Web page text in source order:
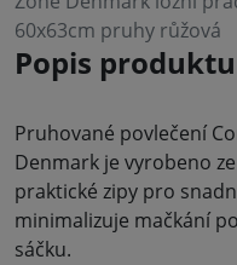
60x63cm pruhy růžová
Popis produktu
Pruhované povlečení
Denmark je vyrobeno
praktické zipy pro
minimalizuje mačkání
sáčku.